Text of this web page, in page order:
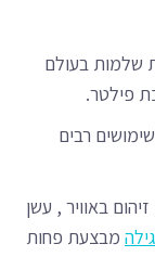
שלמות בעולם
פילטר.
רבים
באוויר , עשן
מבצעת פחות